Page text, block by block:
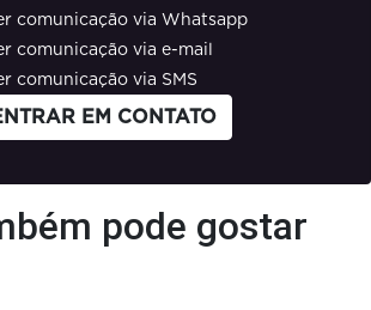
comunicação via Whatsapp
comunicação via e-mail
comunicação via SMS
EM CONTATO
pode gostar